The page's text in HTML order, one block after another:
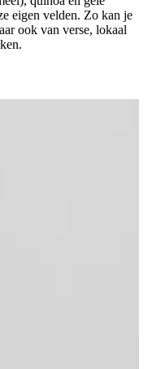
eigen velden. Zo kan je
ook van verse, lokaal